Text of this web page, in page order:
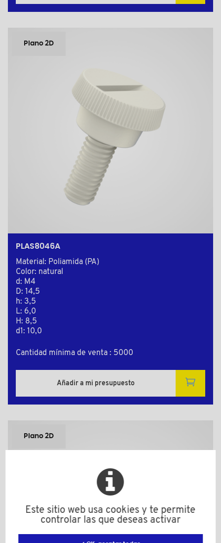
Plano 2D
PLAS8046A
Material: Poliamida (PA)
Color: natural
d: M4
D: 14,5
h: 3,5
L: 6,0
H: 8,5
d1: 10,0
Cantidad mínima de venta : 5000
Añadir a mi presupuesto
Plano 2D
Este sitio web usa cookies y te permite
controlar las que deseas activar